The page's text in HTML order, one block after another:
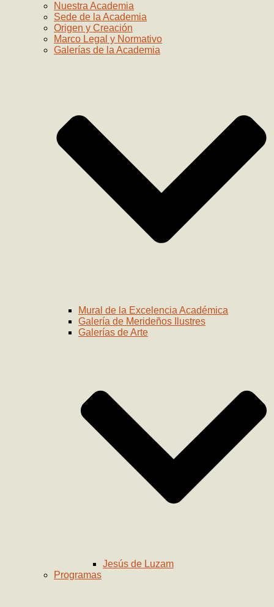
Nuestra Academia
Sede de la Academia
Origen y Creación
Marco Legal y Normativo
Galerías de la Academia
Mural de la Excelencia Académica
Galería de Merideños Ilustres
Galerías de Arte
Jesús de Luzam
Programas